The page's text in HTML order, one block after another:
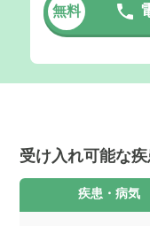
無料
受け入れ可能な
疾患・病気